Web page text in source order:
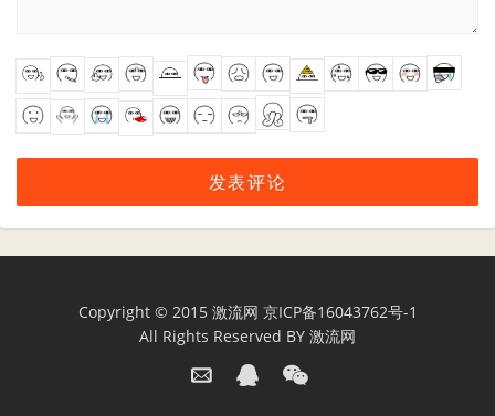
Copyright © 2015 激流网 京ICP备16043762号-1
All Rights Reserved BY 激流网